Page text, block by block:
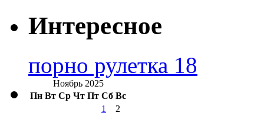
Интересное
порно рулетка 18
Ноябрь 2025
Пн Вт Ср Чт Пт Сб Вс
1
2